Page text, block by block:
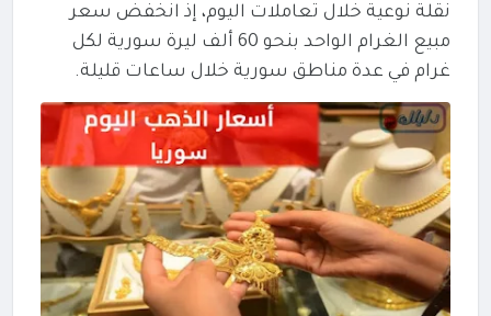
نقلة نوعية خلال تعاملات اليوم، إذ انخفض سعر
مبيع الغرام الواحد بنحو 60 ألف ليرة سورية لكل
غرام في عدة مناطق سورية خلال ساعات قليلة.